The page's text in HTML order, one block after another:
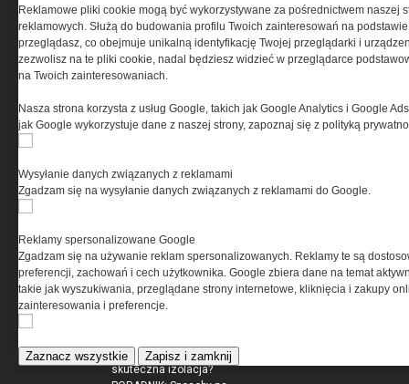
jednostkami specjalnymi
Jak wygłuszyć i ocieplić piwnicę
Rynek nieruchomości
EKSPERTBUDOWLANY.PL
Ocieplenie poddasza - czym jest
skuteczna izolacja?
Reklamowe pliki cookie mogą być wykorzystywane za pośrednictwem naszej
reklamowych. Służą do budowania profilu Twoich zainteresowań na
przeglądasz, co obejmuje unikalną identyfikację Twojej przeglądarki i
zezwolisz na te pliki cookie, nadal będziesz widzieć w przeglądarce
na Twoich zainteresowaniach.
Nasza strona korzysta z usług Google, takich jak Google Analytics i Google
jak Google wykorzystuje dane z naszej strony, zapoznaj się z polityką
Wysyłanie danych związanych z reklamami
Zgadzam się na wysyłanie danych związanych z reklamami do Google.
Reklamy spersonalizowane Google
Zgadzam się na używanie reklam spersonalizowanych. Reklamy te są
preferencji, zachowań i cech użytkownika. Google zbiera dane na temat
takie jak wyszukiwania, przeglądane strony internetowe, kliknięcia i zakupy
zainteresowania i preferencje.
Zaznacz wszystkie Zapisz i zamknij